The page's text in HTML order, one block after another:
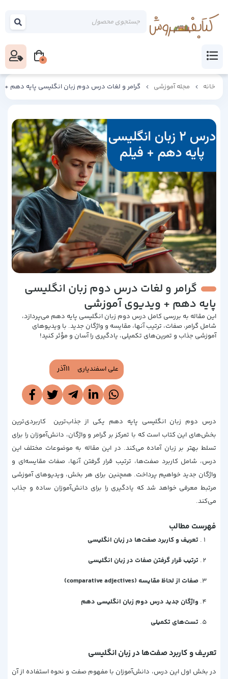
خانه مجله آموزشی گرامر و لغات درس دوم زبان انگلیسی پایه دهم +
گرامر و لغات درس دوم زبان انگلیسی
پایه دهم + ویدیوی آموزشی
این مقاله به بررسی کامل درس دوم زبان انگلیسی پایه دهم می‌پردازد،
شامل گرامر، صفات، ترتیب آنها، مقایسه و واژگان جدید. با ویدیوهای
آموزشی جذاب و تمرین‌های تکمیلی، یادگیری را آسان و مؤثر کنید!
علی اسفندیاری 11آذر
درس دوم زبان انگلیسی پایه دهم یکی از جذاب‌ترین کاربردی‌ترین
بخش‌های این کتاب است که با تمرکز بر گرامر و واژگان، دانش‌آموزان را برای
تسلط بهتر بر زبان آماده می‌کند. در این مقاله به موضوعات مختلف این
درس، شامل کاربرد صفت‌ها، ترتیب قرار گرفتن آنها، صفات مقایسه‌ای و
واژگان جدید خواهیم پرداخت. همچنین برای هر بخش، ویدیوهای آموزشی
مرتبط معرفی خواهد شد که یادگیری را برای دانش‌آموزان ساده و جذاب
می‌کند.
فهرست مطالب
تعریف و کاربرد صفت‌ها در زبان انگلیسی
ترتیب قرار گرفتن صفات در زبان انگلیسی
صفات از لحاظ مقایسه‌ (comparative adjectives)
واژگان جدید درس دوم زبان انگلیسی دهم
تست‌های تکمیلی
تعریف و کاربرد صفت‌ها در زبان انگلیسی
در بخش اول این درس، دانش‌آموزان با مفهوم صفت و نحوه استفاده از آن
0